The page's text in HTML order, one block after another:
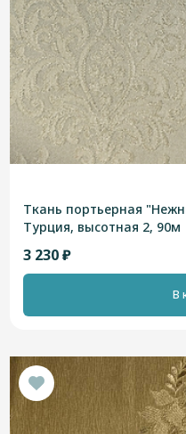
Ткань портьерная
Турция, высотная 2, 90м
3 230 ₽
В